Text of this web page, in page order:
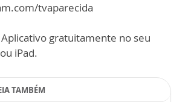
tvaparecida
gratuitamente no seu
iPad.
TAMBÉM